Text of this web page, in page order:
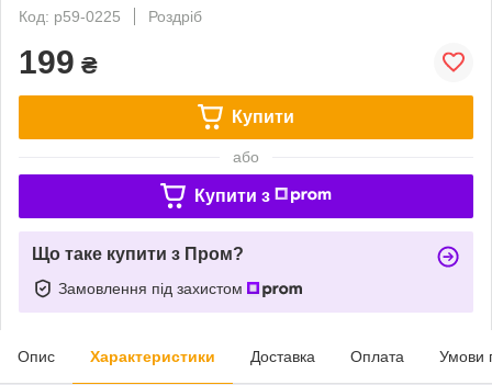
Код: p59-0225
Роздріб
199 ₴
Купити
або
Купити з
Що таке купити з Пром?
Замовлення під захистом
Опис Характеристики Доставка Оплата Умови